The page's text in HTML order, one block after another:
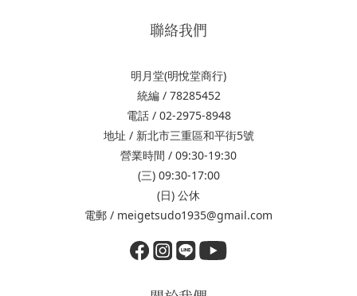
聯絡我們
明月堂(明悅堂商行)
統編 / 78285452
電話 / 02-2975-8948
地址 / 新北市三重區和平街5號
營業時間 / 09:30-19:30
(三) 09:30-17:00
(日) 公休
電郵 / meigetsudo1935@gmail.com